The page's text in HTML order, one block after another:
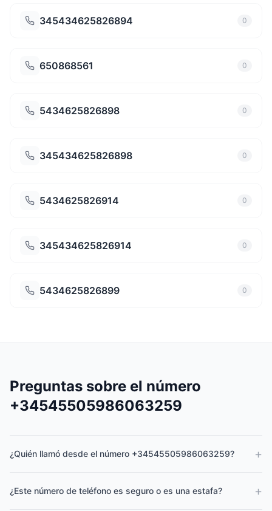
345434625826894 0
650868561 0
5434625826898 0
345434625826898 0
5434625826914 0
345434625826914 0
5434625826899 0
Preguntas sobre el número
+34545505986063259
¿Quién llamó desde el número +34545505986063259? +
¿Este número de teléfono es seguro o es una estafa? +